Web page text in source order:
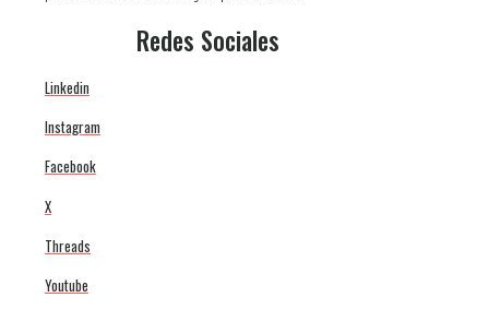
Redes Sociales
Linkedin
Instagram
Facebook
X
Threads
Youtube